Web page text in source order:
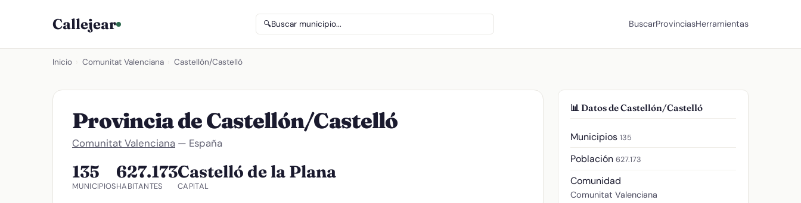
Callejear 🔍Buscar municipio... BuscarProvinciasHerramientas
Inicio Comunitat Valenciana Castellón/Castelló
Provincia de Castellón/Castelló
Comunitat Valenciana — España
135
MUNICIPIOS
627.173
HABITANTES
Castelló de la Plana
CAPITAL
📊 Datos de Castellón/Castelló
Municipios 135
Población 627.173
Comunidad
Comunitat Valenciana